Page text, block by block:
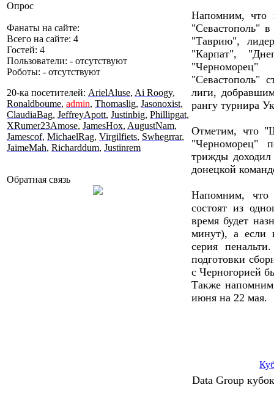
Опрос
Фанаты на сайте:
Всего на сайте: 4
Гостей: 4
Пользователи: - отсутствуют
Роботы: - отсутствуют
20-ка посетителей: ArielAluse, Ai Roogy,
Ronaldboume, admin, Thomaslig, Jasonoxist,
ClaudiaBag, JeffreyApott, Justinbig, Phillipgat,
XRumer23Amose, JamesHox, AugustNam,
Jamescof, MichaelRag, Virgilfiets, Swhegrrar,
JaimeMah, Richarddum, Justinrem
Обратная связь
Напомним, что
"Севастополь"
"Таврию",
"Карпат",
"Севастополь"
лиги,
рангу турнира
Отметим, что
"Черноморец"
трижды
донецкой
Напомним,
состоят из
время будет
минут), а если
серия
подготовки
с Черногорией
Также
июня на 22 мая.
Data Group